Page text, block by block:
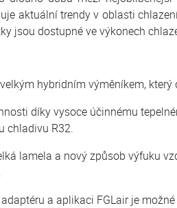
aktuální trendy v oblasti
jsou dostupné ve výkonech
hybridním výměníkem, který
díky vysoce účinnému
chladivu R32.
lamela a nový způsob výfuku
adaptéru a aplikaci FGLair je